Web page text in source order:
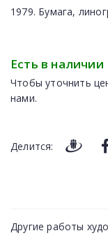
1979. Бумага,
Есть в наличии
Чтобы уточнить
нами.
Делится:
Другие работы